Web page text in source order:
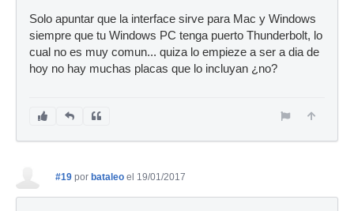
Solo apuntar que la interface sirve para Mac y Windows
siempre que tu Windows PC tenga puerto Thunderbolt, lo
cual no es muy comun... quiza lo empieze a ser a dia de
hoy no hay muchas placas que lo incluyan ¿no?
#19 por bataleo el 19/01/2017